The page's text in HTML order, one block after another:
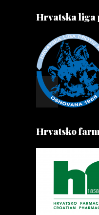
Hrvatska liga
Hrvatsko